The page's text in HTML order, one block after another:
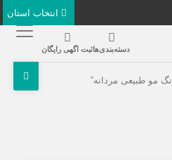
دسته‌بندی‌هاثبت اگهی رایگان
مو طبیعی مردانه”